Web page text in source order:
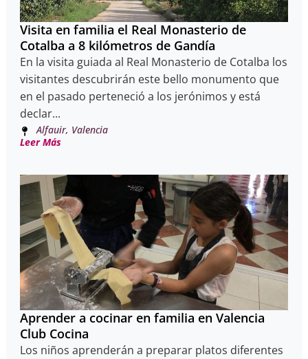
Visita en familia el Real Monasterio de
Cotalba a 8 kilómetros de Gandía
En la visita guiada al Real Monasterio de Cotalba los
visitantes descubrirán este bello monumento que
en el pasado perteneció a los jerónimos y está
declar...
Alfauir, Valencia
Leer Más
Aprender a cocinar en familia en Valencia
Club Cocina
Los niños aprenderán a preparar platos diferentes